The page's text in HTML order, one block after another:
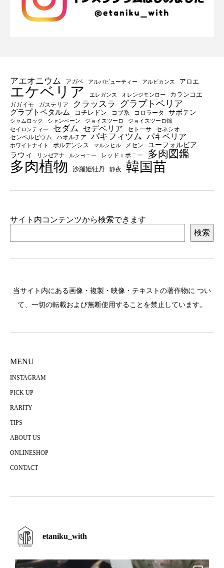
アエオニウム アガベ アルバビューティー アルビカンス アロエ
エケベリア エレガンス オレンジモンロー カランコエ
ガガイモ ガステリア クラッスラ グラプトベリア
グラプトペタルム コチレドン コブ系 コロラータ サボテン
シャムロック シャンペーン ジョイスツーロ
ジョイスツーロ錦
セイロンティー
セダム セデベリア セトーサ
セネシオ
センペルビウム
ハオルチア パキフィツム パキベリア
ホワイトナイト ポルデンシス マルンヒル メセン
ユーフォルビア
ラウィ
リンゼアナ ルンヨニー レッドエボニー 多肉図鑑
多肉植物 沙羅姫牡丹 静夜 韓国苗
サイト内コンテンツから検索できます
検索
当サイト内にある画像・複製・映像・テキストの著作物に つい
て、一切の転載および無断使用することを禁止しています。
MENU
INSTAGRAM
PICK UP
RARITY
TIPS
ABOUT US
ONLINESHOP
CONTACT
etaniku_with